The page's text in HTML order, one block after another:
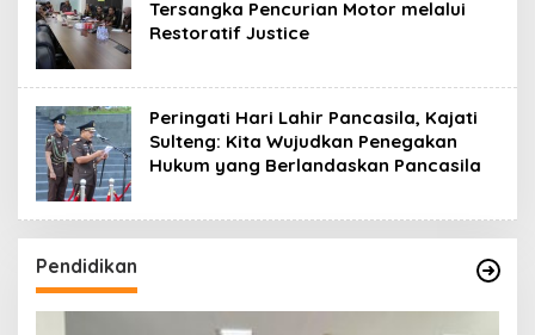
Tersangka Pencurian Motor melalui
Restoratif Justice
Peringati Hari Lahir Pancasila, Kajati
Sulteng: Kita Wujudkan Penegakan
Hukum yang Berlandaskan Pancasila
Pendidikan